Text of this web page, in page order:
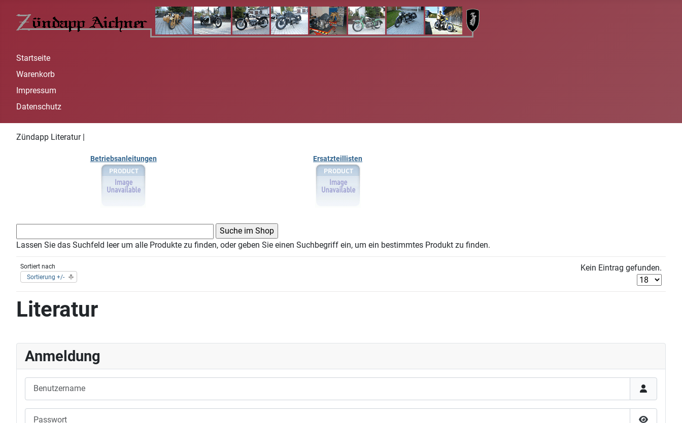
Startseite
Warenkorb
Impressum
Datenschutz
Zündapp Literatur |
Betriebsanleitungen Ersatzteillisten
Lassen Sie das Suchfeld leer um alle Produkte zu finden, oder geben Sie einen Suchbegriff ein, um ein bestimmtes Produkt zu finden.
Sortiert nach
Sortierung +/-
Kein Eintrag gefunden.
Literatur
Anmeldung